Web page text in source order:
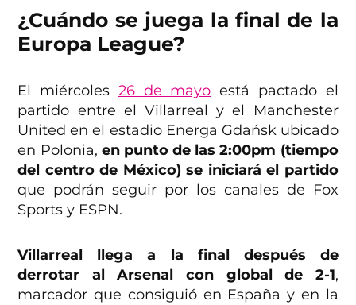
¿Cuándo se juega la final de la
Europa League?
El miércoles 26 de mayo está pactado el
partido entre el Villarreal y el Manchester
United en el estadio Energa Gdańsk ubicado
en Polonia, en punto de las 2:00pm (tiempo
del centro de México) se iniciará el partido
que podrán seguir por los canales de Fox
Sports y ESPN.
Villarreal llega a la final después de
derrotar al Arsenal con global de 2-1,
marcador que consiguió en España y en la